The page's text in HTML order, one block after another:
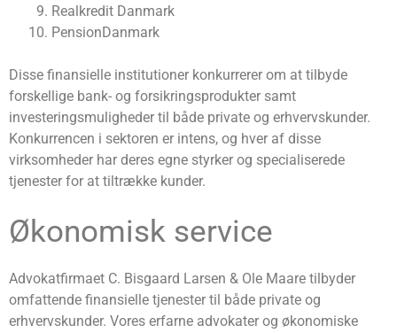
Realkredit Danmark
PensionDanmark
Disse finansielle institutioner konkurrerer om at tilbyde
forskellige bank- og forsikringsprodukter samt
investeringsmuligheder til både private og erhvervskunder.
Konkurrencen i sektoren er intens, og hver af disse
virksomheder har deres egne styrker og specialiserede
tjenester for at tiltrække kunder.
Økonomisk service
Advokatfirmaet C. Bisgaard Larsen & Ole Maare tilbyder
omfattende finansielle tjenester til både private og
erhvervskunder. Vores erfarne advokater og økonomiske